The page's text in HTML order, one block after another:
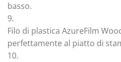
basso.
9.
Filo di plastica AzureFilm
perfettamente al piatto di
10.